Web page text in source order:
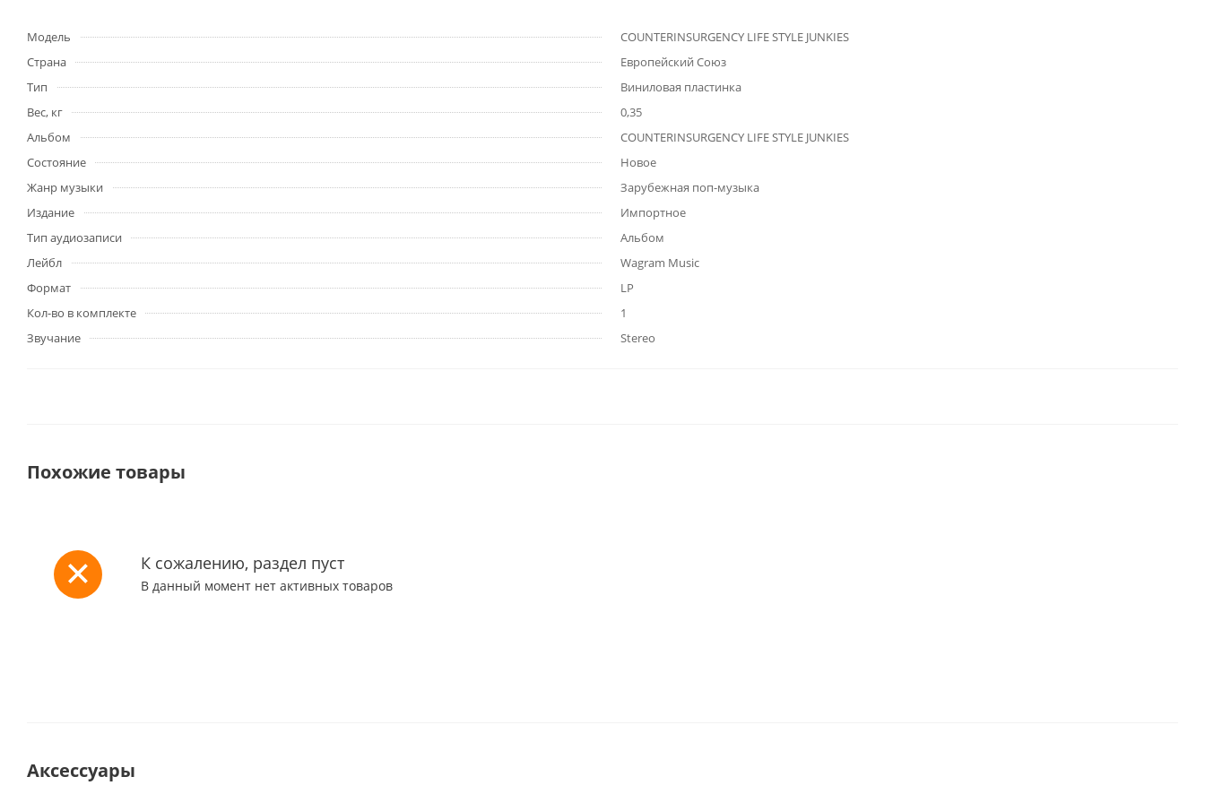
Модель
COUNTERINSURGENCY LIFE STYLE JUNKIES
Страна
Европейский Союз
Тип
Виниловая пластинка
Вес, кг
0,35
Альбом
COUNTERINSURGENCY LIFE STYLE JUNKIES
Состояние
Новое
Жанр музыки
Зарубежная поп-музыка
Издание
Импортное
Тип аудиозаписи
Альбом
Лейбл
Wagram Music
Формат
LP
Кол-во в комплекте
1
Звучание
Stereo
Похожие товары
К сожалению, раздел пуст
В данный момент нет активных товаров
Аксессуары